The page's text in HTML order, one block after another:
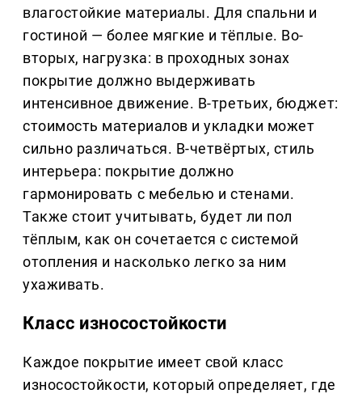
влагостойкие материалы. Для спальни и
гостиной — более мягкие и тёплые. Во-
вторых, нагрузка: в проходных зонах
покрытие должно выдерживать
интенсивное движение. В-третьих, бюджет:
стоимость материалов и укладки может
сильно различаться. В-четвёртых, стиль
интерьера: покрытие должно
гармонировать с мебелью и стенами.
Также стоит учитывать, будет ли пол
тёплым, как он сочетается с системой
отопления и насколько легко за ним
ухаживать.
Класс износостойкости
Каждое покрытие имеет свой класс
износостойкости, который определяет, где